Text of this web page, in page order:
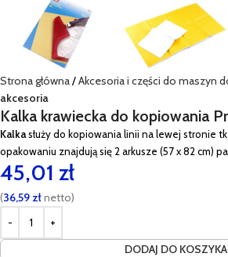
Strona główna Akcesoria i części do maszyn
akcesoria
Kalka krawiecka do kopiowania
Kalkasłuży do kopiowania linii na lewej stronie
opakowaniu znajdują się 2 arkusze (57 x 82 cm)
45,01 zł
(36,59 złnetto)
DODAJ DO KOSZYKA